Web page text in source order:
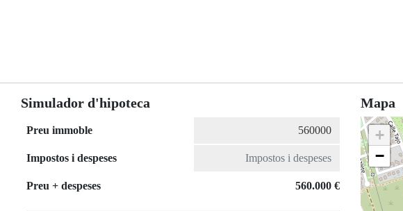
Simulador d'hipoteca
Preu immoble
Impostos i despeses
Preu + despeses 560.000 €
Mapa
+
−